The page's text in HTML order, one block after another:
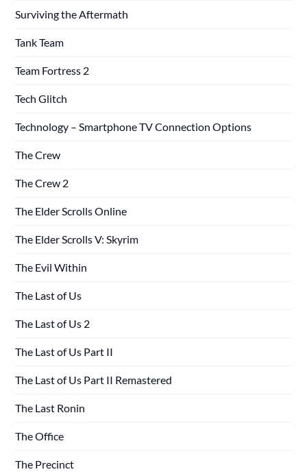
Surviving the Aftermath
Tank Team
Team Fortress 2
Tech Glitch
Technology – Smartphone TV Connection Options
The Crew
The Crew 2
The Elder Scrolls Online
The Elder Scrolls V: Skyrim
The Evil Within
The Last of Us
The Last of Us 2
The Last of Us Part II
The Last of Us Part II Remastered
The Last Ronin
The Office
The Precinct